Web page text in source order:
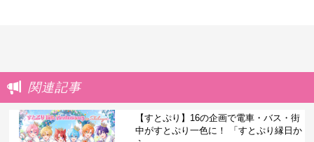
関連記事
【すとぷり】16の企画で電車・バス・街
中がすとぷり一色に！ 「すとぷり縁日か